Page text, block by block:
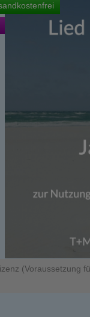
(Voraussetzung